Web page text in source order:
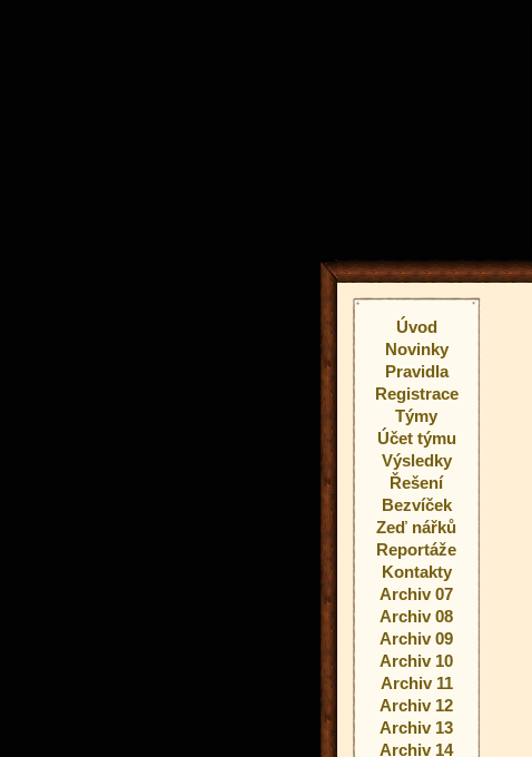
Úvod
Novinky
Pravidla
Registrace
Týmy
Účet týmu
Výsledky
Řešení
Bezvíček
Zeď nářků
Reportáže
Kontakty
Archiv 07
Archiv 08
Archiv 09
Archiv 10
Archiv 11
Archiv 12
Archiv 13
Archiv 14